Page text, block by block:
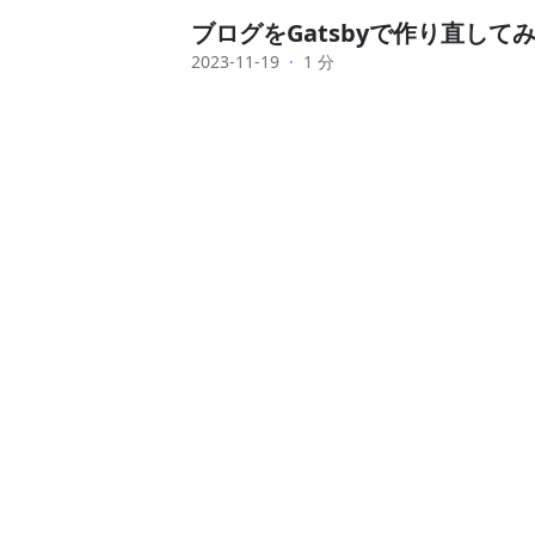
ブログをGatsbyで作り直して
2023-11-19 · 1 分